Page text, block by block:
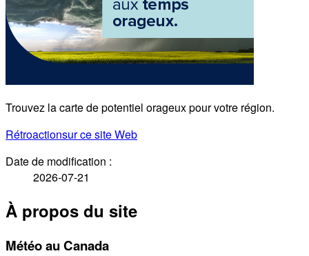
Trouvez la carte de potentiel orageux pour votre région.
Rétroactionsur ce site Web
Date de modification :
2026-07-21
À propos du site
Météo au Canada